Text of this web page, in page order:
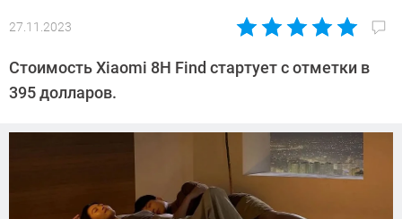
27.11.2023
Автор:
Калашников
Стоимость Xiaomi 8H Find стартует с отметки в
395 долларов.